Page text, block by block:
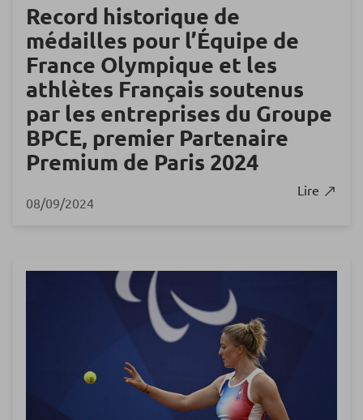
Record historique de
médailles pour l’Équipe de
France Olympique et les
athlètes Français soutenus
par les entreprises du Groupe
BPCE, premier Partenaire
Premium de Paris 2024
08/09/2024
Lire